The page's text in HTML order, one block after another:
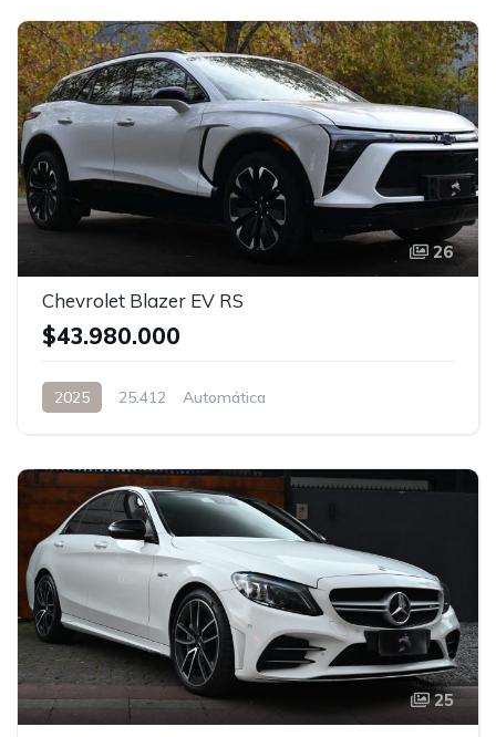
26
Chevrolet Blazer EV RS
$43.980.000
2025 25.412 Automática
25